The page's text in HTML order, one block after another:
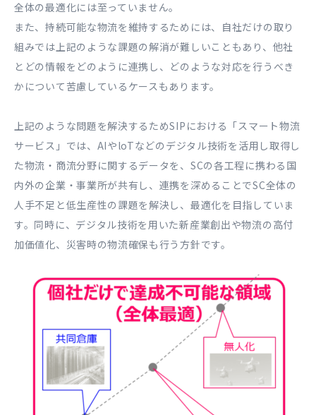
全体の最適化には至っていません。
また、持続可能な物流を維持するためには、自社だけの取り
組みでは上記のような課題の解消が難しいこともあり、他社
とどの情報をどのように連携し、どのような対応を行うべき
かについて苦慮しているケースもあります。
上記のような問題を解決するためSIPにおける「スマート物流
サービス」では、AIやloTなどのデジタル技術を活用し取得し
た物流・商流分野に関するデータを、SCの各工程に携わる国
内外の企業・事業所が共有し、連携を深めることでSC全体の
人手不足と低生産性の課題を解決し、最適化を目指していま
す。同時に、デジタル技術を用いた新産業創出や物流の高付
加価値化、災害時の物流確保も行う方針です。